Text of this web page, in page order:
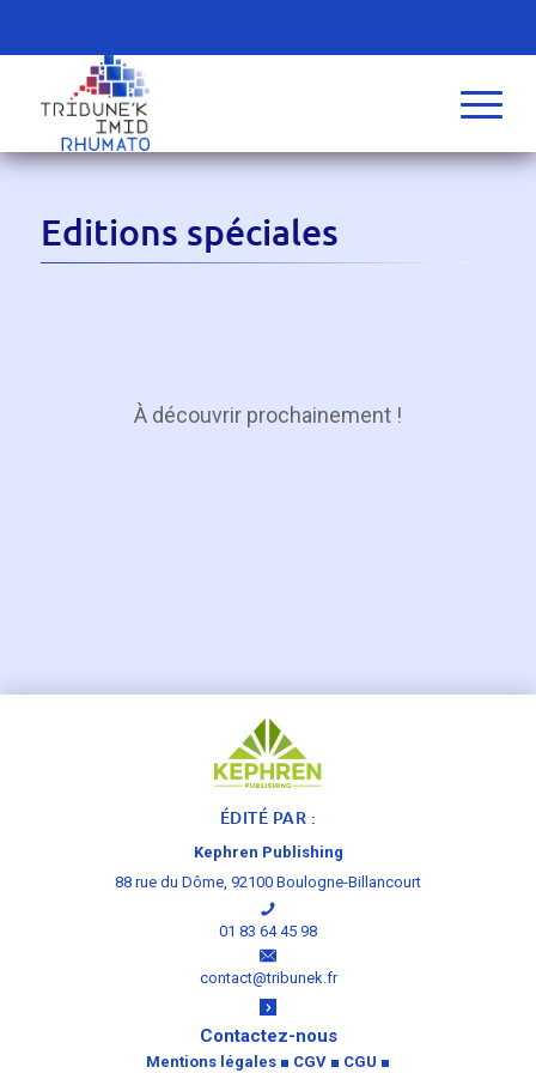
Editions spéciales
À découvrir prochainement !
ÉDITÉ PAR :
Kephren Publishing
88 rue du Dôme, 92100 Boulogne-Billancourt
01 83 64 45 98
contact@tribunek.fr
Contactez-nous
Mentions légales ■ CGV ■ CGU ■